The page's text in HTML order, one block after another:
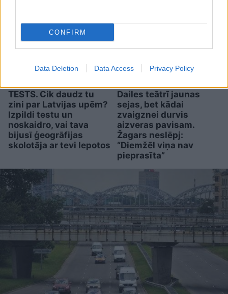
CONFIRM
Data Deletion Data Access Privacy Policy
TESTS. Cik daudz tu
zini par Latvijas upēm?
Izpildi testu un
noskaidro, vai tava
bijusī ģeogrāfijas
skolotāja ar tevi lepotos
Dailes teātrī jaunas
sejas, bet kādai
zvaigznei durvis
aizveras pavisam.
Žagars neslēpj:
“Diemžēl viņa nav
pieprasīta”